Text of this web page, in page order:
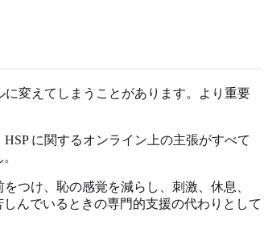
に変えてしまうことがあります。より重要
に関するオンライン上の主張がすべて
つけ、恥の感覚を減らし、刺激、休息、
んでいるときの専門的支援の代わりとして